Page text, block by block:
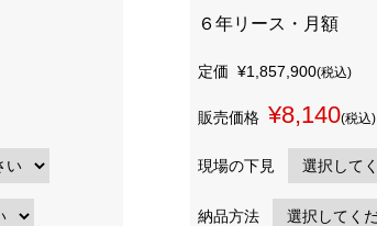
６年リース・月額
定価 ¥1,857,900(税込)
販売価格 ¥8,140(税込)
現場の下見
納品方法